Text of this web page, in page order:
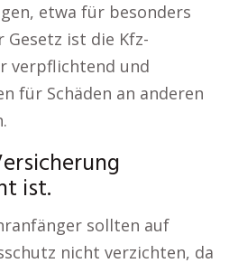
etwa für besonders
Gesetz ist die Kfz-
verpflichtend und
für Schäden an anderen
ist.
sollten auf
nicht verzichten, da